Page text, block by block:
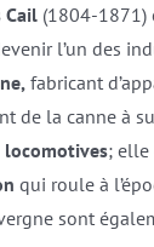
Cail(1804-1871)
l’un des
fabricant
de la canne à
locomotives; elle
qui roule à
sont